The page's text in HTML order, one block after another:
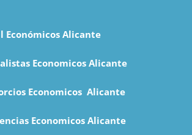
Económicos Alicante
Economicos Alicante
Economicos Alicante
Economicos Alicante